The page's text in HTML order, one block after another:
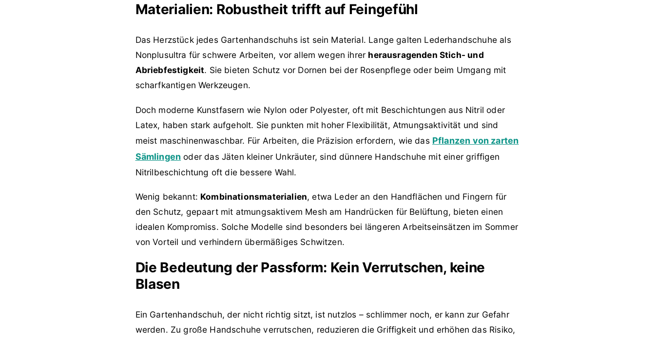
Materialien: Robustheit trifft auf Feingefühl
Das Herzstück jedes Gartenhandschuhs ist sein Material. Lange galten Lederhandschuhe als
Nonplusultra für schwere Arbeiten, vor allem wegen ihrer herausragenden Stich- und
Abriebfestigkeit. Sie bieten Schutz vor Dornen bei der Rosenpflege oder beim Umgang mit
scharfkantigen Werkzeugen.
Doch moderne Kunstfasern wie Nylon oder Polyester, oft mit Beschichtungen aus Nitril oder
Latex, haben stark aufgeholt. Sie punkten mit hoher Flexibilität, Atmungsaktivität und sind
meist maschinenwaschbar. Für Arbeiten, die Präzision erfordern, wie das Pflanzen von zarten
Sämlingen oder das Jäten kleiner Unkräuter, sind dünnere Handschuhe mit einer griffigen
Nitrilbeschichtung oft die bessere Wahl.
Wenig bekannt: Kombinationsmaterialien, etwa Leder an den Handflächen und Fingern für
den Schutz, gepaart mit atmungsaktivem Mesh am Handrücken für Belüftung, bieten einen
idealen Kompromiss. Solche Modelle sind besonders bei längeren Arbeitseinsätzen im Sommer
von Vorteil und verhindern übermäßiges Schwitzen.
Die Bedeutung der Passform: Kein Verrutschen, keine
Blasen
Ein Gartenhandschuh, der nicht richtig sitzt, ist nutzlos – schlimmer noch, er kann zur Gefahr
werden. Zu große Handschuhe verrutschen, reduzieren die Griffigkeit und erhöhen das Risiko,